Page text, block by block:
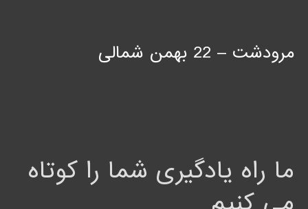
مرودشت – 22 بهمن شمالی
ما راه یادگیری شما را کوتاه